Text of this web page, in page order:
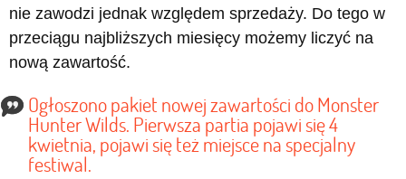
nie zawodzi jednak względem sprzedaży. Do tego w
przeciągu najbliższych miesięcy możemy liczyć na
nową zawartość.
Ogłoszono pakiet nowej zawartości do Monster
Hunter Wilds. Pierwsza partia pojawi się 4
kwietnia, pojawi się też miejsce na specjalny
festiwal.